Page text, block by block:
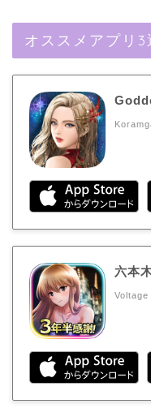
オススメアプリ3
六本
Voltage